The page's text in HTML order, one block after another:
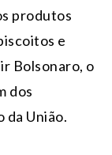
produtos
e
Bolsonaro, o
dos
União.